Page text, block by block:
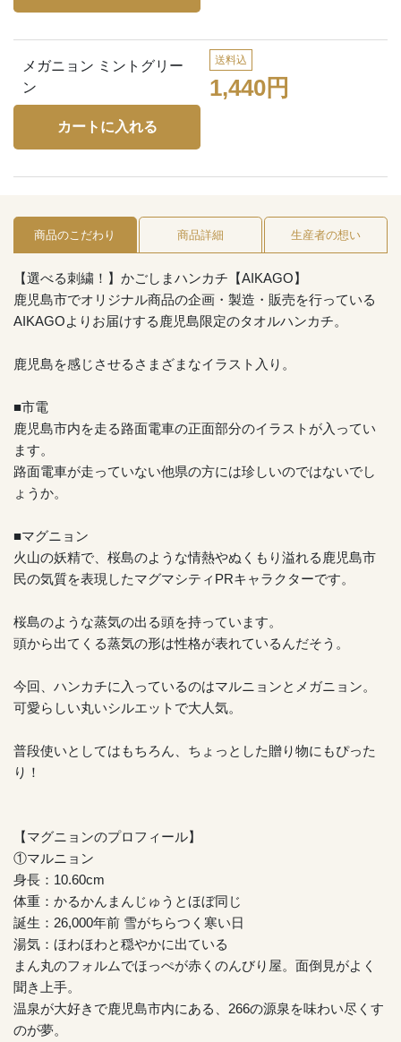
メガニョン ミントグリー
ン
送料込
1,440円
商品のこだわり 商品詳細 生産者の想い
【選べる刺繍！】かごしまハンカチ【AIKAGO】
鹿児島市でオリジナル商品の企画・製造・販売を行っている
AIKAGOよりお届けする鹿児島限定のタオルハンカチ。
鹿児島を感じさせるさまざまなイラスト入り。
■市電
鹿児島市内を走る路面電車の正面部分のイラストが入ってい
ます。
路面電車が走っていない他県の方には珍しいのではないでし
ょうか。
■マグニョン
火山の妖精で、桜島のような情熱やぬくもり溢れる鹿児島市
民の気質を表現したマグマシティPRキャラクターです。
桜島のような蒸気の出る頭を持っています。
頭から出てくる蒸気の形は性格が表れているんだそう。
今回、ハンカチに入っているのはマルニョンとメガニョン。
可愛らしい丸いシルエットで大人気。
普段使いとしてはもちろん、ちょっとした贈り物にもぴった
り！
【マグニョンのプロフィール】
①マルニョン
身長：10.60cm
体重：かるかんまんじゅうとほぼ同じ
誕生：26,000年前 雪がちらつく寒い日
湯気：ほわほわと穏やかに出ている
まん丸のフォルムでほっぺが赤くのんびり屋。面倒見がよく
聞き上手。
温泉が大好きで鹿児島市内にある、266の源泉を味わい尽くす
のが夢。